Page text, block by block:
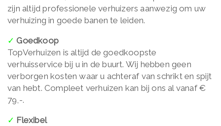
zijn altijd professionele verhuizers aanwezig om uw
verhuizing in goede banen te leiden.
✓ Goedkoop
TopVerhuizen is altijd de goedkoopste
verhuisservice bij u in de buurt. Wij hebben geen
verborgen kosten waar u achteraf van schrikt en spijt
van hebt. Compleet verhuizen kan bij ons al vanaf €
79,-.
✓ Flexibel